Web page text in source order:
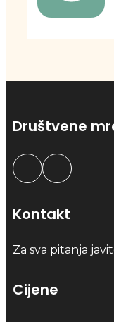
Društvene
Kontakt
Za sva pitanja
Cijene